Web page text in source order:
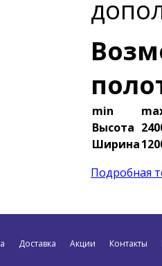
min
Высота
Ширина
Подробная
Доставка Акции Контакты